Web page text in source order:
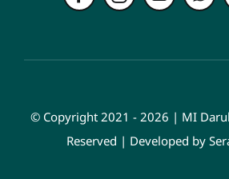
© Copyright 2021 - 2026 | MI
Reserved | Developed by